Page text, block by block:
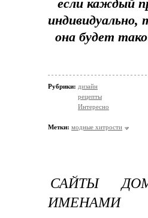
если каждый
она будет
Рубрики: дизайн
рецепты
Интересно
Метки: модные хитрости
САЙТЫ
ИМЕНАМИ